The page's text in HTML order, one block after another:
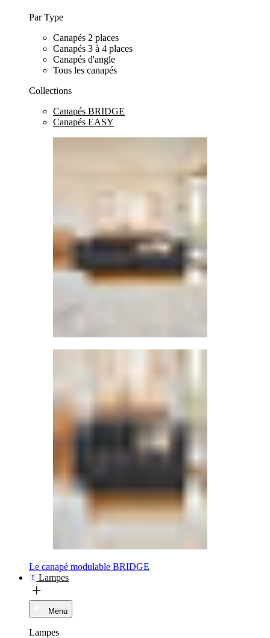
Par Type
Canapés 2 places
Canapés 3 à 4 places
Canapés d'angle
Tous les canapés
Collections
Canapés BRIDGE
Canapés EASY
Le canapé modulable BRIDGE
Lampes
Menu
Lampes